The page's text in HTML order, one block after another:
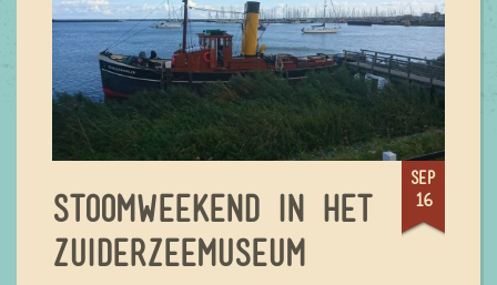
sep
16
STOOMWEEKEND IN HET
ZUIDERZEEMUSEUM